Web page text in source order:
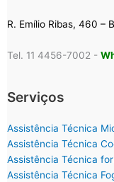
R. Emílio Ribas, 460 –
Tel. 11 4456-7002 -
Serviços
Assistência Técnica
Assistência Técnica
Assistência Técnica
Assistência Técnica